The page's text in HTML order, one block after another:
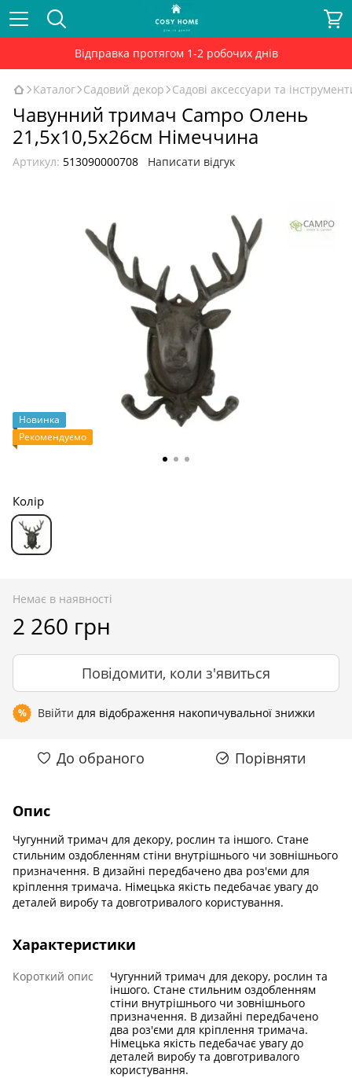
Відправка протягом 1-2 робочих днів
Каталог Садовий декор Садові аксессуари та
Чавунний тримач Campo Олень
21,5x10,5x26см Німеччина
Артикул: 513090000708 Написати відгук
Новинка
Рекомендуємо
Колір
Немає в наявності
2 260 грн
Повідомити, коли з'явиться
% Ввійти для відображення накопичувальної знижки
До обраного Порівняти
Опис
Чугунний тримач для декору, рослин та іншого. Стане
стильним оздобленням стіни внутрішнього чи зовнішнього
призначення. В дизайні передбачено два роз'єми для
кріплення тримача. Німецька якість педебачає увагу до
деталей виробу та довготривалого користування.
Характеристики
Короткий опис
Чугунний тримач для декору, рослин та
іншого. Стане стильним оздобленням
стіни внутрішнього чи зовнішнього
призначення. В дизайні передбачено
два роз'єми для кріплення тримача.
Німецька якість педебачає увагу до
деталей виробу та довготривалого
користування.